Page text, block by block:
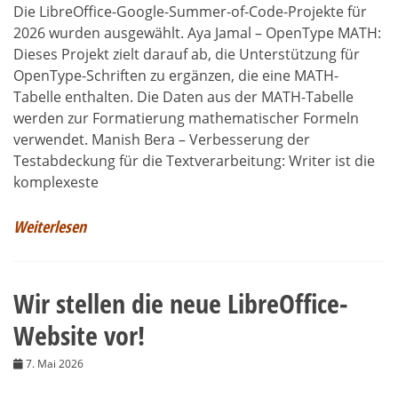
Die LibreOffice-Google-Summer-of-Code-Projekte für
2026 wurden ausgewählt. Aya Jamal – OpenType MATH:
Dieses Projekt zielt darauf ab, die Unterstützung für
OpenType-Schriften zu ergänzen, die eine MATH-
Tabelle enthalten. Die Daten aus der MATH-Tabelle
werden zur Formatierung mathematischer Formeln
verwendet. Manish Bera – Verbesserung der
Testabdeckung für die Textverarbeitung: Writer ist die
komplexeste
Weiterlesen
Wir stellen die neue LibreOffice-
Website vor!
7. Mai 2026